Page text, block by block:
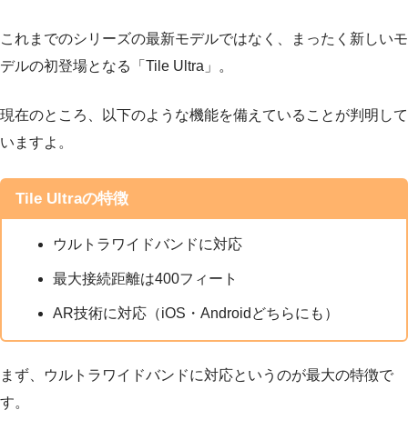
これまでのシリーズの最新モデルではなく、まったく新しいモ
デルの初登場となる「Tile Ultra」。
現在のところ、以下のような機能を備えていることが判明して
いますよ。
Tile Ultraの特徴
ウルトラワイドバンドに対応
最大接続距離は400フィート
AR技術に対応（iOS・Androidどちらにも）
まず、ウルトラワイドバンドに対応というのが最大の特徴で
す。